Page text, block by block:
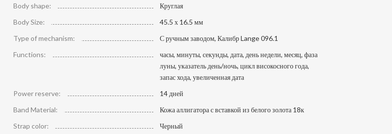
Body shape:
Круглая
Body Size:
45.5 х 16.5 мм
Type of mechanism:
С ручным заводом, Калибр Lange 096.1
Functions:
часы, минуты, секунды, дата, день недели, месяц, фаза
луны, указатель день/ночь, цикл високосного года,
запас хода, увеличенная дата
Power reserve:
14 дней
Band Material:
Кожа аллигатора с вставкой из белого золота 18к
Strap color:
Черный